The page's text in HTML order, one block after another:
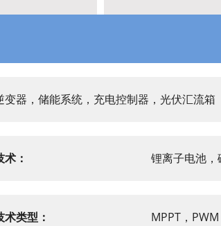
变器，储能系统，充电控制器，光伏汇流箱
术： 锂离子电池
术类型： MPPT，